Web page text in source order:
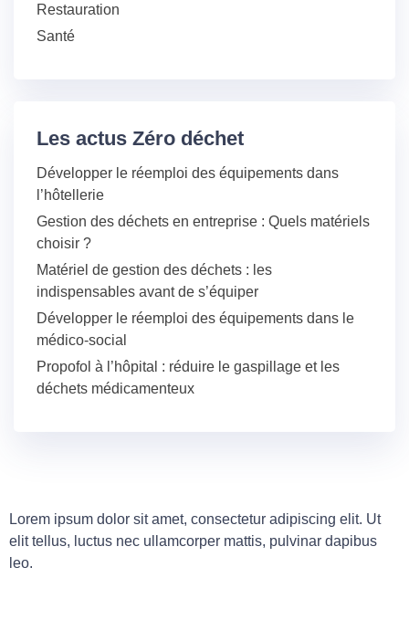
Restauration
Santé
Les actus Zéro déchet
Développer le réemploi des équipements dans
l’hôtellerie
Gestion des déchets en entreprise : Quels matériels
choisir ?
Matériel de gestion des déchets : les
indispensables avant de s’équiper
Développer le réemploi des équipements dans le
médico-social
Propofol à l’hôpital : réduire le gaspillage et les
déchets médicamenteux
Lorem ipsum dolor sit amet, consectetur adipiscing elit. Ut
elit tellus, luctus nec ullamcorper mattis, pulvinar dapibus
leo.